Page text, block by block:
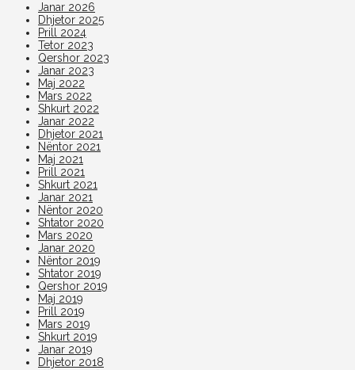
Janar 2026
Dhjetor 2025
Prill 2024
Tetor 2023
Qershor 2023
Janar 2023
Maj 2022
Mars 2022
Shkurt 2022
Janar 2022
Dhjetor 2021
Nëntor 2021
Maj 2021
Prill 2021
Shkurt 2021
Janar 2021
Nëntor 2020
Shtator 2020
Mars 2020
Janar 2020
Nëntor 2019
Shtator 2019
Qershor 2019
Maj 2019
Prill 2019
Mars 2019
Shkurt 2019
Janar 2019
Dhjetor 2018